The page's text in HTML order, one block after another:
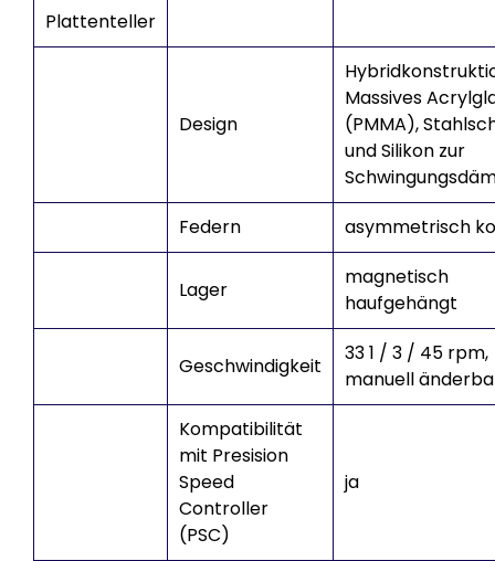
Plattenteller
Design
Massives
(PMMA),
und Silikon zur
Federn
asymmetrisch
Lager
magnetisch
haufgehängt
Geschwindigkeit
33 1 / 3 / 45 rpm,
manuell
Kompatibilität
mit Presision
Speed
Controller
(PSC)
ja